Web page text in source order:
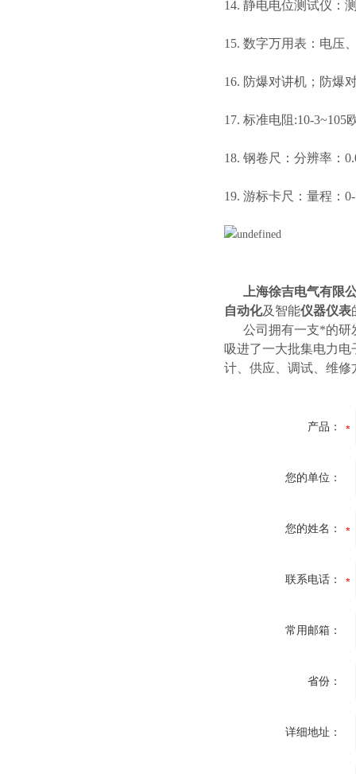
14. 静电电位测试仪：
15. 数字万用表：电压
16. 防爆对讲机；防爆
17. 标准电阻:10-3~105
18. 钢卷尺：分辨率：
19. 游标卡尺：量程：0-
上海徐吉电气有限
自动化及智能仪器仪表
公司拥有一支*的研
吸进了一大批集电力
计、供应、调试、维
产品：
您的单位：
您的姓名：
联系电话：
常用邮箱：
省份：
详细地址：